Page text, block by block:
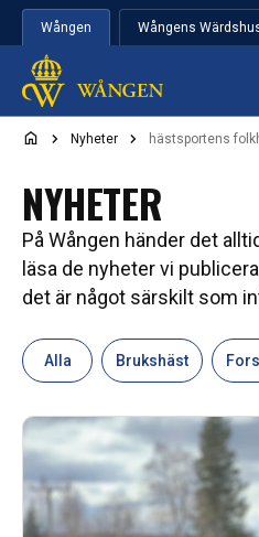
Hoppa till innehåll
Wången Wångens
Nyheter hästsportens
NYHETER
På Wången händer det
läsa de nyheter vi
det är något särskilt som
Alla Brukshäst